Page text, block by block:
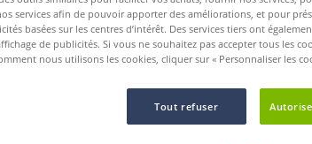
Tige
Profil 4 x 10
services afin de pouvoir apporter des améliorations, et pour
basées sur les centres d’intérêt. Des services tiers ont
de publicités. Si vous ne souhaitez pas accepter tous les
nous utilisons les cookies, cliquer sur « Personnaliser les
Tout refuser